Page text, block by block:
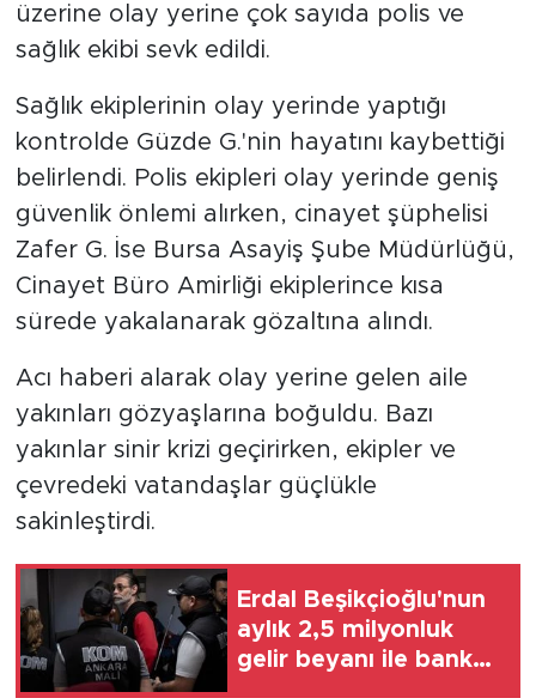
üzerine olay yerine çok sayıda polis ve
sağlık ekibi sevk edildi.
Sağlık ekiplerinin olay yerinde yaptığı
kontrolde Güzde G.'nin hayatını kaybettiği
belirlendi. Polis ekipleri olay yerinde geniş
güvenlik önlemi alırken, cinayet şüphelisi
Zafer G. İse Bursa Asayiş Şube Müdürlüğü,
Cinayet Büro Amirliği ekiplerince kısa
sürede yakalanarak gözaltına alındı.
Acı haberi alarak olay yerine gelen aile
yakınları gözyaşlarına boğuldu. Bazı
yakınlar sinir krizi geçirirken, ekipler ve
çevredeki vatandaşlar güçlükle
sakinleştirdi.
Erdal Beşikçioğlu'nun
aylık 2,5 milyonluk
gelir beyanı ile banka